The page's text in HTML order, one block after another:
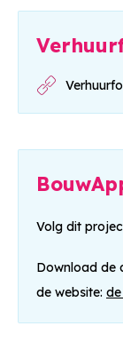
Nieuwsbrief 17,
Nieuwsbrief
Volg dit
Download de
de website: